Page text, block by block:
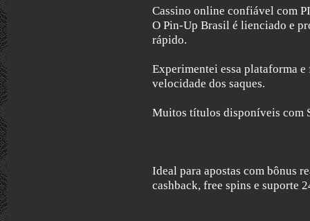
Cassino online confiável com
O Pin-Up Brasil é lienciado e
rápido.
Experimentei essa plataforma
velocidade dos saques.
Muitos títulos disponíveis com
Ideal para apostas com bônus
cashback, free spins e suporte